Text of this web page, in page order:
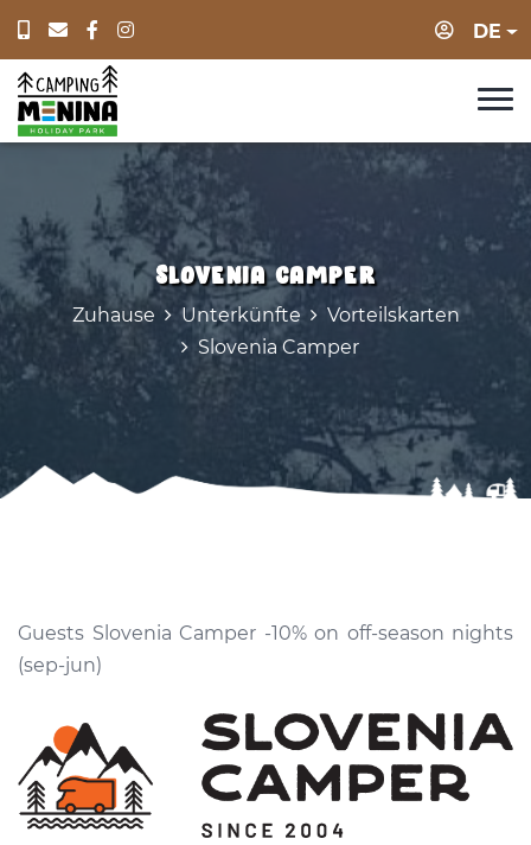
DE
Slovenia Camper
Zuhause Unterkünfte
Vorteilskarten
Slovenia Camper
Guests Slovenia Camper -10% on off-season nights
(sep-jun)